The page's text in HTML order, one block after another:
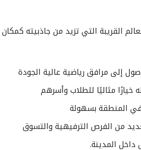
القريبة التي تزيد من جاذبيته كمكان
مثاليًا للطلاب وأسرهم
في المنطقة بسهولة
من الفرص الترفيهية والتسوق
المدينة.